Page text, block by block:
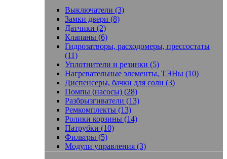
Выключатели (3)
Замки двери (8)
Датчики (2)
Клапаны (6)
Гидрозатворы, расходомеры, прессостаты
(11)
Уплотнители и резинки (5)
Нагревательные элементы, ТЭНы (10)
Диспенсеры, бачки для соли (3)
Помпы (насосы) (28)
Разбрызгиватели (13)
Ремкомплекты (13)
Ролики корзины (14)
Патрубки (10)
Фильтры (5)
Модули управления (3)